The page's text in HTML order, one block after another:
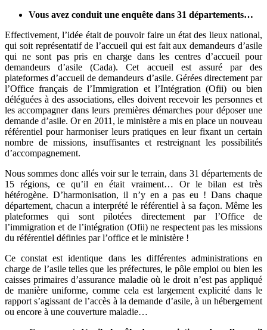
Vous avez conduit une enquête dans 31 départements…
Effectivement, l’idée était de pouvoir faire un état des lieux national,
qui soit représentatif de l’accueil qui est fait aux demandeurs d’asile
qui ne sont pas pris en charge dans les centres d’accueil pour
demandeurs d’asile (Cada). Cet accueil est assuré par des
plateformes d’accueil de demandeurs d’asile. Gérées directement par
l’Office français de l’Immigration et l’Intégration (Ofii) ou bien
déléguées à des associations, elles doivent recevoir les personnes et
les accompagner dans leurs premières démarches pour déposer une
demande d’asile. Or en 2011, le ministère a mis en place un nouveau
référentiel pour harmoniser leurs pratiques en leur fixant un certain
nombre de missions, insuffisantes et restreignant les possibilités
d’accompagnement.
Nous sommes donc allés voir sur le terrain, dans 31 départements de
15 régions, ce qu’il en était vraiment… Or le bilan est très
hétérogène. D’harmonisation, il n’y en a pas eu ! Dans chaque
département, chacun a interprété le référentiel à sa façon. Même les
plateformes qui sont pilotées directement par l’Office de
l’immigration et de l’intégration (Ofii) ne respectent pas les missions
du référentiel définies par l’office et le ministère !
Ce constat est identique dans les différentes administrations en
charge de l’asile telles que les préfectures, le pôle emploi ou bien les
caisses primaires d’assurance maladie où le droit n’est pas appliqué
de manière uniforme, comme cela est largement explicité dans le
rapport s’agissant de l’accès à la demande d’asile, à un hébergement
ou encore à une couverture maladie…